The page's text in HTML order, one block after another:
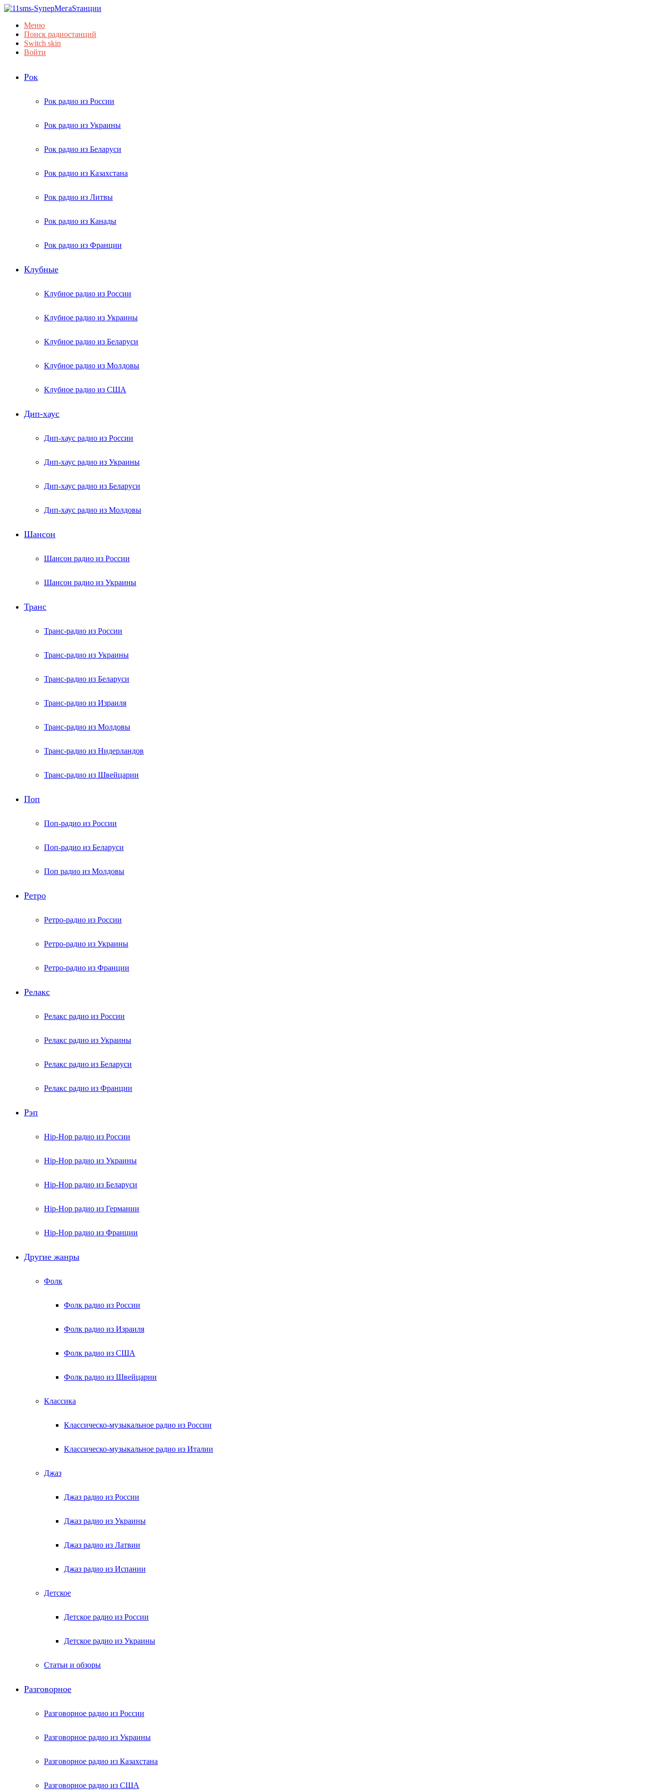
Меню
Поиск радиостанций
Switch skin
Войти
Рок
Рок радио из России
Рок радио из Украины
Рок радио из Беларуси
Рок радио из Казахстана
Рок радио из Литвы
Рок радио из Канады
Рок радио из Франции
Клубные
Клубное радио из России
Клубное радио из Украины
Клубное радио из Беларуси
Клубное радио из Молдовы
Клубное радио из США
Дип-хаус
Дип-хаус радио из России
Дип-хаус радио из Украины
Дип-хаус радио из Беларуси
Дип-хаус радио из Молдовы
Шансон
Шансон радио из России
Шансон радио из Украины
Транс
Транс-радио из России
Транс-радио из Украины
Транс-радио из Беларуси
Транс-радио из Израиля
Транс-радио из Молдовы
Транс-радио из Нидерландов
Транс-радио из Швейцарии
Поп
Поп-радио из России
Поп-радио из Беларуси
Поп радио из Молдовы
Ретро
Ретро-радио из России
Ретро-радио из Украины
Ретро-радио из Франции
Релакс
Релакс радио из России
Релакс радио из Украины
Релакс радио из Беларуси
Релакс радио из Франции
Рэп
Hip-Hop радио из России
Hip-Hop радио из Украины
Hip-Hop радио из Беларуси
Hip-Hop радио из Германии
Hip-Hop радио из Франции
Другие жанры
Фолк
Фолк радио из России
Фолк радио из Израиля
Фолк радио из США
Фолк радио из Швейцарии
Классика
Классическо-музыкальное радио из России
Классическо-музыкальное радио из Италии
Джаз
Джаз радио из России
Джаз радио из Украины
Джаз радио из Латвии
Джаз радио из Испании
Детское
Детское радио из России
Детское радио из Украины
Статьи и обзоры
Разговорное
Разговорное радио из России
Разговорное радио из Украины
Разговорное радио из Казахстана
Разговорное радио из США